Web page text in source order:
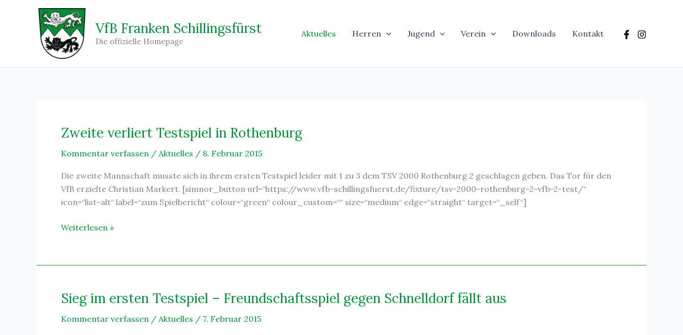
VfB Franken Schillingsfürst
Die offizielle Homepage
Aktuelles Herren Jugend Verein Downloads Kontakt
Zweite verliert Testspiel in Rothenburg
Kommentar verfassen / Aktuelles / 8. Februar 2015
Die zweite Mannschaft musste sich in ihrem ersten Testspiel leider mit 1 zu 3 dem TSV 2000 Rothenburg 2 geschlagen geben. Das Tor für den
VfB erzielte Christian Markert. [simnor_button url=“https://www.vfb-schillingsfuerst.de/fixture/tsv-2000-rothenburg-2-vfb-2-test/“
icon=“list-alt“ label=“zum Spielbericht“ colour=“green“ colour_custom=““ size=“medium“ edge=“straight“ target=“_self“]
Zweite
in
Weiterlesen »
Sieg im ersten Testspiel – Freundschaftsspiel gegen Schnelldorf fällt aus
Kommentar verfassen / Aktuelles / 7. Februar 2015